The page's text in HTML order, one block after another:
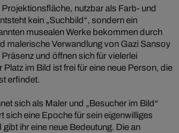
nutzbar als Farb- und
kein „Suchbild“, sondern ein
musealen Werke bekommen durch
malerische Verwandlung von Gazi Sansoy
und öffnen sich für vielerlei
im Bild ist frei für eine neue Person, die
erfindet.
sich als Maler und „Besucher im Bild“
sich eine Epoche für sein eigenwilliges
ihr eine neue Bedeutung. Die an